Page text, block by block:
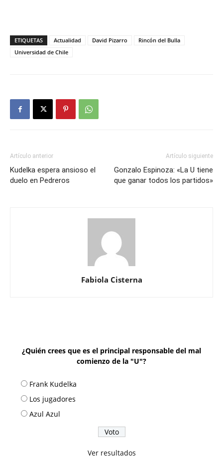
ETIQUETAS Actualidad David Pizarro
Rincón del Bulla
Universidad de Chile
Artículo anterior
Kudelka espera ansioso el
duelo en Pedreros
Artículo siguiente
Gonzalo Espinoza: «La U tiene
que ganar todos los partidos»
Fabiola Cisterna
¿Quién crees que es el principal responsable del mal
comienzo de la "U"?
Frank Kudelka
Los jugadores
Azul Azul
Ver resultados